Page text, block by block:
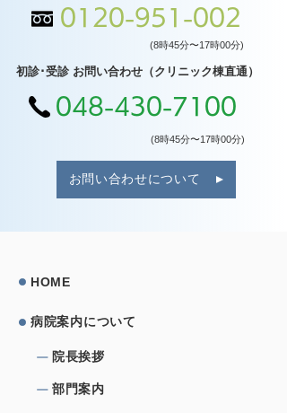
0120-951-002
(8時45分〜17時00分)
初診･受診 お問い合わせ（クリニック棟直通）
048-430-7100
(8時45分〜17時00分)
お問い合わせについて
HOME
病院案内について
院⻑挨拶
部⾨案内